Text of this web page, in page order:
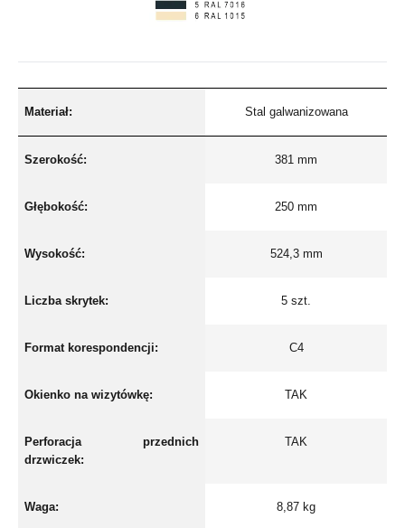
Materiał: Stal galwanizowana
Szerokość: 381 mm
Głębokość: 250 mm
Wysokość: 524,3 mm
Liczba skrytek: 5 szt.
Format korespondencji: C4
Okienko na wizytówkę: TAK
Perforacja przednich
drzwiczek:
TAK
Waga: 8,87 kg